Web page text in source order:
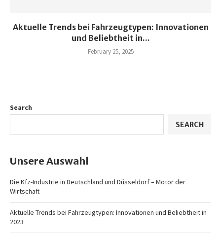
Aktuelle Trends bei Fahrzeugtypen: Innovationen
und Beliebtheit in...
February 25, 2025
Search
SEARCH
Unsere Auswahl
Die Kfz-Industrie in Deutschland und Düsseldorf – Motor der
Wirtschaft
Aktuelle Trends bei Fahrzeugtypen: Innovationen und Beliebtheit in
2023